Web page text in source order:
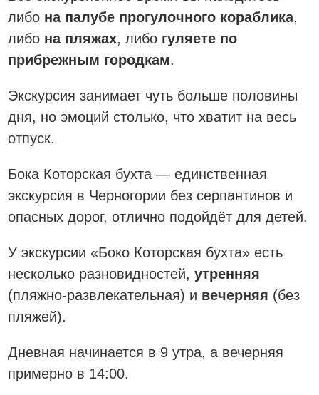
либо на палубе прогулочного кораблика,
либо на пляжах, либо гуляете по
прибрежным городкам.
Экскурсия занимает чуть больше половины
дня, но эмоций столько, что хватит на весь
отпуск.
Бока Которская бухта — единственная
экскурсия в Черногории без серпантинов и
опасных дорог, отлично подойдёт для детей.
У экскурсии «Боко Которская бухта» есть
несколько разновидностей,утренняя
(пляжно-развлекательная) и вечерняя (без
пляжей).
Дневная начинается в 9 утра, а вечерняя
примерно в 14:00.